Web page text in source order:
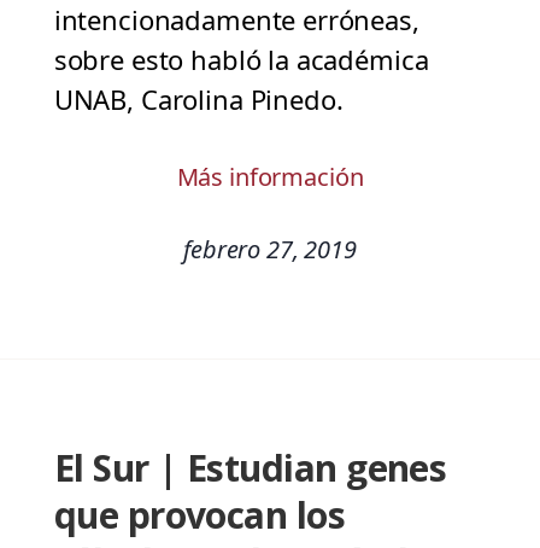
intencionadamente erróneas,
sobre esto habló la académica
UNAB, Carolina Pinedo.
Más información
febrero 27, 2019
El Sur | Estudian genes
que provocan los